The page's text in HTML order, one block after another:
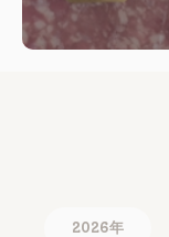
2026年